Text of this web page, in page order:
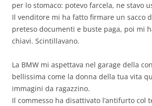
per lo stomaco: potevo farcela, ne stavo
Il venditore mi ha fatto firmare un sacco
preteso documenti e buste paga, poi mi
chiavi. Scintillavano.
La BMW mi aspettava nel garage della
bellissima come la donna della tua vita
immagini da ragazzino.
Il commesso ha disattivato l’antifurto col